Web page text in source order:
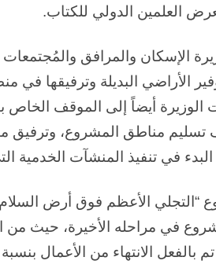
العلمين الدولي للكتاب.
الإسكان والمرافق والمُجتمعات
الأراضي البديلة وترفيقها في
الوزيرة أيضاً إلى الموقف الخاص
مناطق المشروع، وترفيق
البدء في تنفيذ المنشآت
الأعظم فوق أرض
في مراحله الأخيرة، حيث من